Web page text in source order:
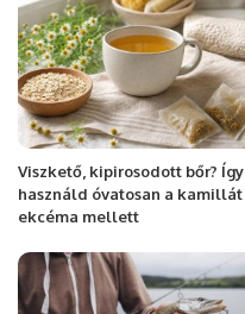
Viszkető, kipirosodott bőr? Így
használd óvatosan a kamillát
ekcéma mellett